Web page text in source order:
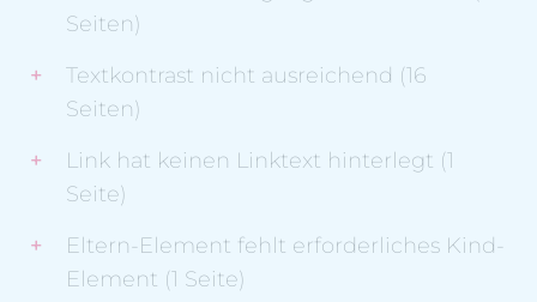
Seiten)
Textkontrast nicht ausreichend (16
Seiten)
Link hat keinen Linktext hinterlegt (1
Seite)
Eltern-Element fehlt erforderliches Kind-
Element (1 Seite)